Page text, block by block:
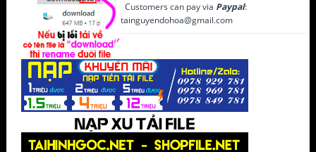
Customers can pay via Paypal:
tainguyendohoa@gmail.com